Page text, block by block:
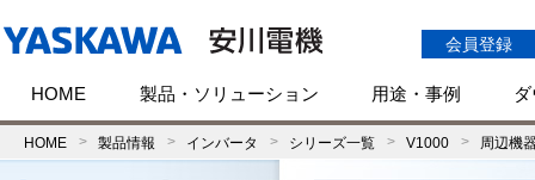
会員登録
HOME 製品・ソリューション 用途・事例
HOME 製品情報 インバータ シリーズ一覧 V1000 周辺機